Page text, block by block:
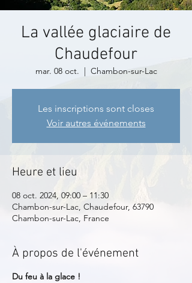
La vallée glaciaire de
Chaudefour
mar. 08 oct.
  |
Chambon-sur-Lac
Les inscriptions sont closes
Voir autres événements
Heure et lieu
08 oct. 2024, 09:00 – 11:30
Chambon-sur-Lac, Chaudefour, 63790
Chambon-sur-Lac, France
À propos de l'événement
Du feu à la glace !